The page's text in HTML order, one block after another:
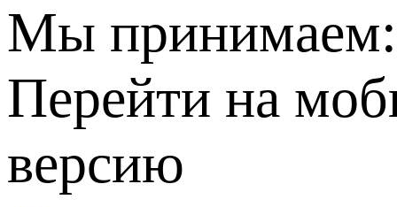
Мы
Перейти на
версию